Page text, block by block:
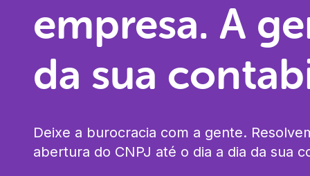
Migrar de MEI
empresa. A
da sua
Deixe a burocracia com a gente.
abertura do CNPJ até o dia a dia da sua